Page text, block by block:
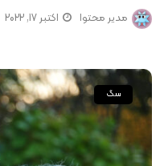
مدیر محتوا اکتبر 17, 2022
سگ